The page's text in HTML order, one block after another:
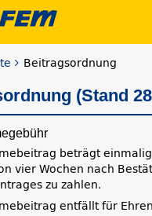
Beitragsordnung
(Stand
beträgt
vier Wochen nach
zu zahlen.
entfällt für